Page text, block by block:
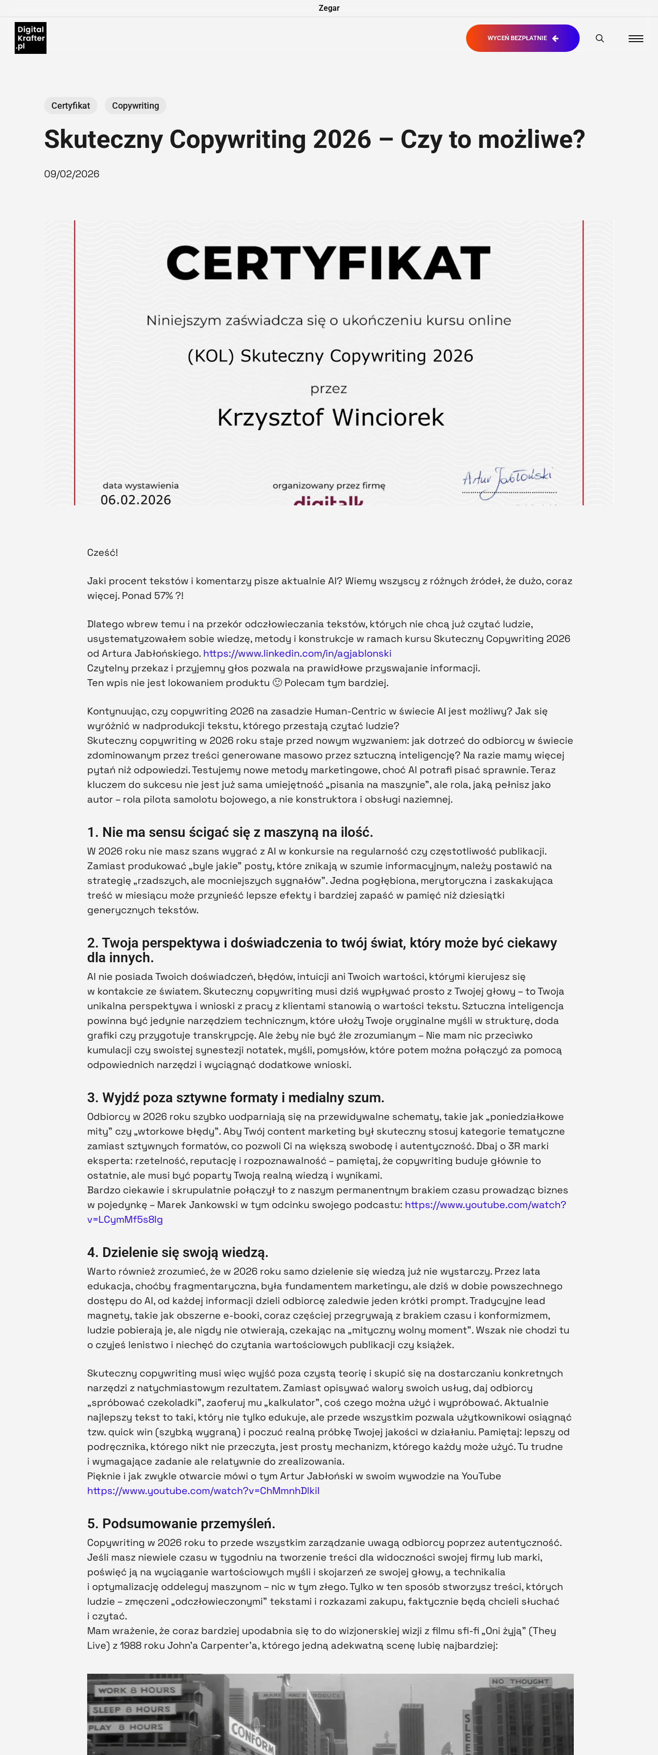
to
main
content
Zegar
WYCEŃ BEZPŁATNIE
Menu
Certyfikat Copywriting
Skuteczny Copywriting 2026 – Czy to możliwe?
09/02/2026
Cześć!
Jaki procent tekstów i komentarzy pisze aktualnie AI? Wiemy wszyscy z różnych źródeł, że dużo, coraz
więcej. Ponad 57% ?!
Dlatego wbrew temu i na przekór odczłowieczania tekstów, których nie chcą już czytać ludzie,
usystematyzowałem sobie wiedzę, metody i konstrukcje w ramach kursu Skuteczny Copywriting 2026
od Artura Jabłońskiego. https://www.linkedin.com/in/agjablonski
Czytelny przekaz i przyjemny głos pozwala na prawidłowe przyswajanie informacji.
Ten wpis nie jest lokowaniem produktu 🙂 Polecam tym bardziej.
Kontynuując, czy copywriting 2026 na zasadzie Human-Centric w świecie AI jest możliwy? Jak się
wyróżnić w nadprodukcji tekstu, którego przestają czytać ludzie?
Skuteczny copywriting w 2026 roku staje przed nowym wyzwaniem: jak dotrzeć do odbiorcy w świecie
zdominowanym przez treści generowane masowo przez sztuczną inteligencję? Na razie mamy więcej
pytań niż odpowiedzi. Testujemy nowe metody marketingowe, choć AI potrafi pisać sprawnie. Teraz
kluczem do sukcesu nie jest już sama umiejętność „pisania na maszynie”, ale rola, jaką pełnisz jako
autor – rola pilota samolotu bojowego, a nie konstruktora i obsługi naziemnej.
1. Nie ma sensu ścigać się z maszyną na ilość.
W 2026 roku nie masz szans wygrać z AI w konkursie na regularność czy częstotliwość publikacji.
Zamiast produkować „byle jakie” posty, które znikają w szumie informacyjnym, należy postawić na
strategię „rzadszych, ale mocniejszych sygnałów”. Jedna pogłębiona, merytoryczna i zaskakująca
treść w miesiącu może przynieść lepsze efekty i bardziej zapaść w pamięć niż dziesiątki
generycznych tekstów.
2. Twoja perspektywa i doświadczenia to twój świat, który może być ciekawy
dla innych.
AI nie posiada Twoich doświadczeń, błędów, intuicji ani Twoich wartości, którymi kierujesz się
w kontakcie ze światem. Skuteczny copywriting musi dziś wypływać prosto z Twojej głowy – to Twoja
unikalna perspektywa i wnioski z pracy z klientami stanowią o wartości tekstu. Sztuczna inteligencja
powinna być jedynie narzędziem technicznym, które ułoży Twoje oryginalne myśli w strukturę, doda
grafiki czy przygotuje transkrypcję. Ale żeby nie być źle zrozumianym – Nie mam nic przeciwko
kumulacji czy swoistej synestezji notatek, myśli, pomysłów, które potem można połączyć za pomocą
odpowiednich narzędzi i wyciągnąć dodatkowe wnioski.
3. Wyjdź poza sztywne formaty i medialny szum.
Odbiorcy w 2026 roku szybko uodparniają się na przewidywalne schematy, takie jak „poniedziałkowe
mity” czy „wtorkowe błędy”. Aby Twój content marketing był skuteczny stosuj kategorie tematyczne
zamiast sztywnych formatów, co pozwoli Ci na większą swobodę i autentyczność. Dbaj o 3R marki
eksperta: rzetelność, reputację i rozpoznawalność – pamiętaj, że copywriting buduje głównie to
ostatnie, ale musi być poparty Twoją realną wiedzą i wynikami.
Bardzo ciekawie i skrupulatnie połączył to z naszym permanentnym brakiem czasu prowadząc biznes
w pojedynkę – Marek Jankowski w tym odcinku swojego podcastu: https://www.youtube.com/watch?
v=LCymMf5s8Ig
4. Dzielenie się swoją wiedzą.
Warto również zrozumieć, że w 2026 roku samo dzielenie się wiedzą już nie wystarczy. Przez lata
edukacja, choćby fragmentaryczna, była fundamentem marketingu, ale dziś w dobie powszechnego
dostępu do AI, od każdej informacji dzieli odbiorcę zaledwie jeden krótki prompt. Tradycyjne lead
magnety, takie jak obszerne e-booki, coraz częściej przegrywają z brakiem czasu i konformizmem,
ludzie pobierają je, ale nigdy nie otwierają, czekając na „mityczny wolny moment”. Wszak nie chodzi tu
o czyjeś lenistwo i niechęć do czytania wartościowych publikacji czy książek.
Skuteczny copywriting musi więc wyjść poza czystą teorię i skupić się na dostarczaniu konkretnych
narzędzi z natychmiastowym rezultatem. Zamiast opisywać walory swoich usług, daj odbiorcy
„spróbować czekoladki”, zaoferuj mu „kalkulator”, coś czego można użyć i wypróbować. Aktualnie
najlepszy tekst to taki, który nie tylko edukuje, ale przede wszystkim pozwala użytkownikowi osiągnąć
tzw. quick win (szybką wygraną) i poczuć realną próbkę Twojej jakości w działaniu. Pamiętaj: lepszy od
podręcznika, którego nikt nie przeczyta, jest prosty mechanizm, którego każdy może użyć. Tu trudne
i wymagające zadanie ale relatywnie do zrealizowania.
Pięknie i jak zwykle otwarcie mówi o tym Artur Jabłoński w swoim wywodzie na YouTube
https://www.youtube.com/watch?v=ChMmnhDlkiI
5. Podsumowanie przemyśleń.
Copywriting w 2026 roku to przede wszystkim zarządzanie uwagą odbiorcy poprzez autentyczność.
Jeśli masz niewiele czasu w tygodniu na tworzenie treści dla widoczności swojej firmy lub marki,
poświęć ją na wyciąganie wartościowych myśli i skojarzeń ze swojej głowy, a technikalia
i optymalizację oddeleguj maszynom – nic w tym złego. Tylko w ten sposób stworzysz treści, których
ludzie – zmęczeni „odczłowieczonymi” tekstami i rozkazami zakupu, faktycznie będą chcieli słuchać
i czytać.
Mam wrażenie, że coraz bardziej upodabnia się to do wizjonerskiej wizji z filmu sfi-fi „Oni żyją” (They
Live) z 1988 roku John’a Carpenter’a, którego jedną adekwatną scenę lubię najbardziej: